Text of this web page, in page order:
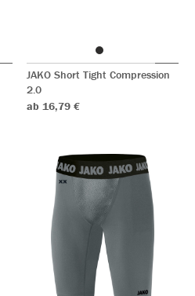
JAKO Short Tight Compression
2.0
ab 16,79 €